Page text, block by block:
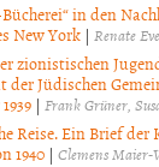
in den
New York | Renate
zionistischen
Jüdischen
| Frank Grüner
Reise. Ein Brief
1940 | Clemens Maier-